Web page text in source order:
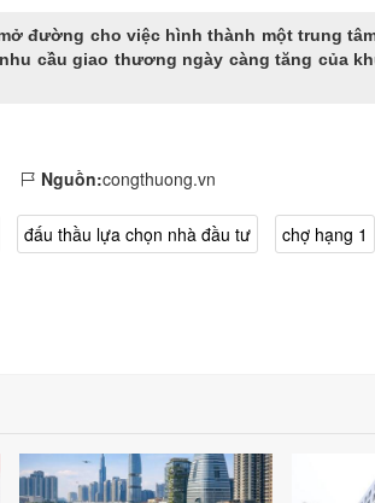
đường cho việc hình thành một trung
cầu giao thương ngày càng tăng của
Nguồn:congthuong.vn
đấu thầu lựa chọn nhà đầu tư
chợ hạng 1